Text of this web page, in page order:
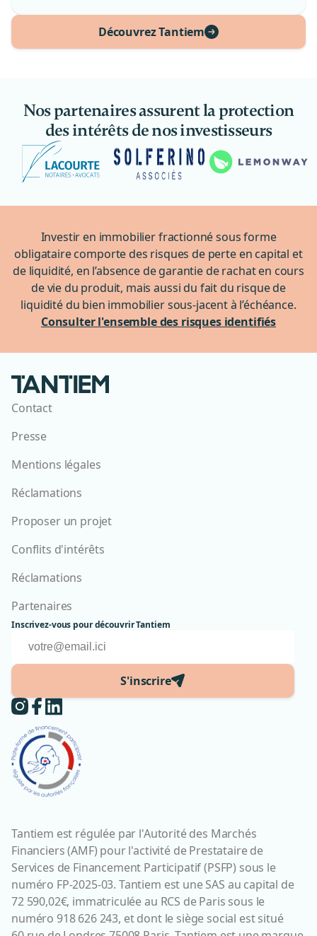
Découvrez Tantiem
Nos partenaires assurent la protection
des intérêts de nos investisseurs
Investir en immobilier fractionné sous forme
obligataire comporte des risques de perte en capital et
de liquidité, en l’absence de garantie de rachat en cours
de vie du produit, mais aussi du fait du risque de
liquidité du bien immobilier sous-jacent à l’échéance.
Consulter l'ensemble des risques identifiés
Contact
Presse
Mentions légales
Réclamations
Proposer un projet
Conflits d'intérêts
Réclamations
Partenaires
Inscrivez-vous pour découvrir Tantiem
S'inscrire
Tantiem est régulée par l'Autorité des Marchés
Financiers (AMF) pour l'activité de Prestataire de
Services de Financement Participatif (PSFP) sous le
numéro FP-2025-03. Tantiem est une SAS au capital de
72 590,02€, immatriculée au RCS de Paris sous le
numéro 918 626 243, et dont le siège social est situé